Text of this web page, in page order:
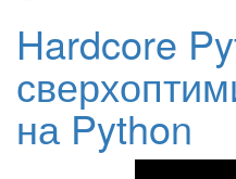
Hardcore
на Python